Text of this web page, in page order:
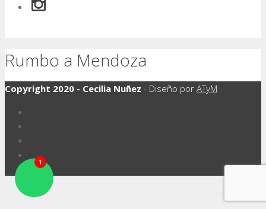
Rumbo a Mendoza
Copyright 2020 - Cecilia Nuñez - Diseño por ATyM
1